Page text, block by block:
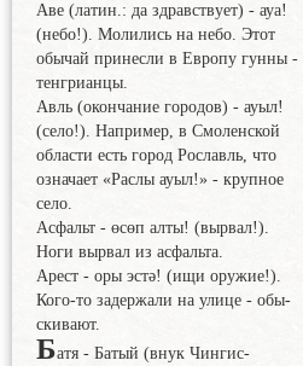
Аве (латин.: да здравствует) - ауа!
(небо!). Молились на небо. Этот
обычай принесли в Европу гунны -
тенгрианцы.
Авль (окончание городов) - ауыл!
(село!). Например, в Смоленской
области есть город Рославль, что
означает «Раслы ауыл!» - крупное
село.
Асфальт - өсөп алты! (вырвал!).
Ноги вырвал из асфальта.
Арест - оры эстә! (ищи оружие!).
Кого-то задержали на улице - обы-
скивают.
Батя - Батый (внук Чингис-